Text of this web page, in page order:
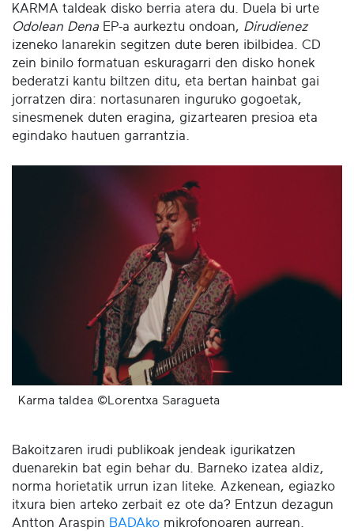
KARMA taldeak disko berria atera du. Duela bi urte
Odolean Dena EP-a aurkeztu ondoan, Dirudienez
izeneko lanarekin segitzen dute beren ibilbidea. CD
zein binilo formatuan eskuragarri den disko honek
bederatzi kantu biltzen ditu, eta bertan hainbat gai
jorratzen dira: nortasunaren inguruko gogoetak,
sinesmenek duten eragina, gizartearen presioa eta
egindako hautuen garrantzia.
Karma taldea ©Lorentxa Saragueta
Bakoitzaren irudi publikoak jendeak igurikatzen
duenarekin bat egin behar du. Barneko izatea aldiz,
norma horietatik urrun izan liteke. Azkenean, egiazko
itxura bien arteko zerbait ez ote da? Entzun dezagun
Antton Araspin BADAko mikrofonoaren aurrean.